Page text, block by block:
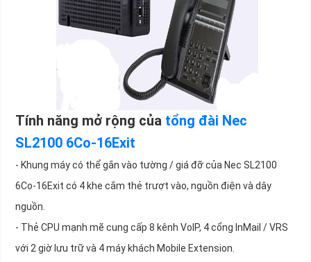
Tính năng mở rộng của tổng đài Nec
SL2100 6Co-16Exit
- Khung máy có thể gắn vào tường / giá đỡ của Nec SL2100
6Co-16Exit có 4 khe cắm thẻ trượt vào, nguồn điện và dây
nguồn.
- Thẻ CPU mạnh mẽ cung cấp 8 kênh VoIP, 4 cổng InMail / VRS
với 2 giờ lưu trữ và 4 máy khách Mobile Extension.